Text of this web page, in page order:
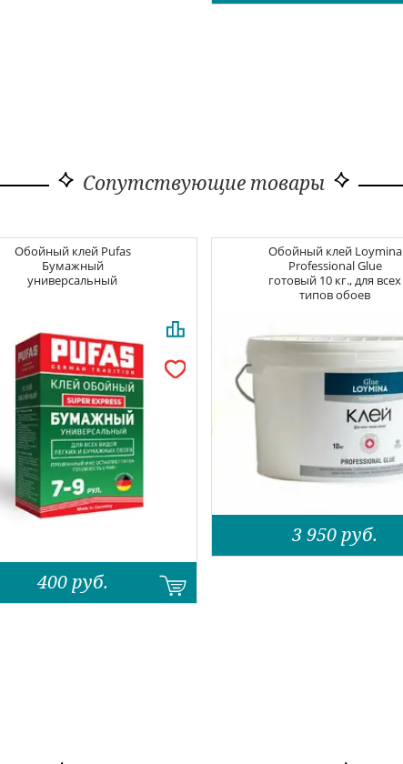
Сопутствующие товары
Обойный клей Pufas
Бумажный
универсальный
400 руб.
Обойный клей Loymina
Professional Glue
готовый 10 кг., для всех
типов обоев
3 950 руб.